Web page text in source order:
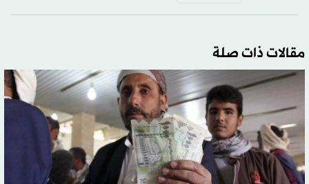
مقالات ذات صلة